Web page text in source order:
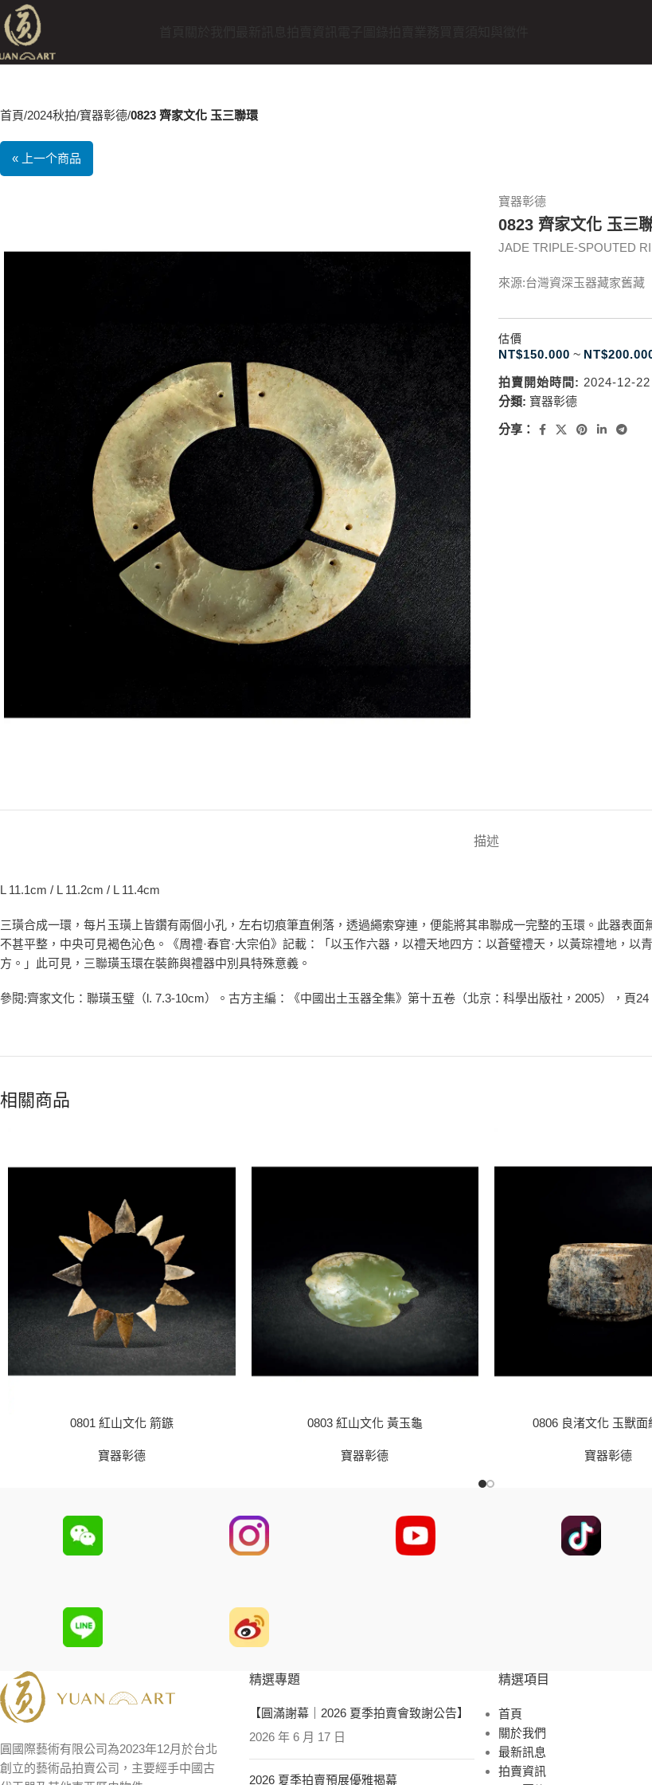
首頁 2024秋拍 寶器彰德 0823 齊家文化 玉三聯環
« 上一个商品
寶器彰德
0823 齊家文化 玉三
JADE TRIPLE-SPOUTED
來源:台灣資深玉器藏家舊藏
估價
NT$150.000 ~ NT$
拍賣開始時間: 2024-12-
分類: 寶器彰德
分享：
描述
L 11.1cm / L 11.2cm / L 11.4cm
三璜合成一環，每片玉璜上皆鑽有兩個小孔，左右切痕筆直俐落，透過繩索穿連，便能將其串聯成一完整的玉環。此器表
不甚平整，中央可見褐色沁色。《周禮·春官·大宗伯》記載：「以玉作六器，以禮天地四方：以蒼璧禮天，以黃琮禮地，以
方。」此可見，三聯璜玉環在裝飾與禮器中別具特殊意義。
參閱:齊家文化：聯璜玉璧（l. 7.3-10cm）。古方主編：《中國出土玉器全集》第十五卷（北京：科學出版社，2005），頁24
相關商品
0801 紅山文化 箭鏃
寶器彰德
0803 紅山文化 黃玉龜
寶器彰德
0806 良渚文化 玉獸面
寶器彰德
圓國際藝術有限公司為2023年12月於台北
創立的藝術品拍賣公司，主要經手中國古
精選專題
【圓滿謝幕｜2026 夏季拍賣會致謝公告】
2026 年 6 月 17 日
2026 夏季拍賣預展優雅揭幕
精選項目
首頁
關於我們
最新訊息
拍賣資訊